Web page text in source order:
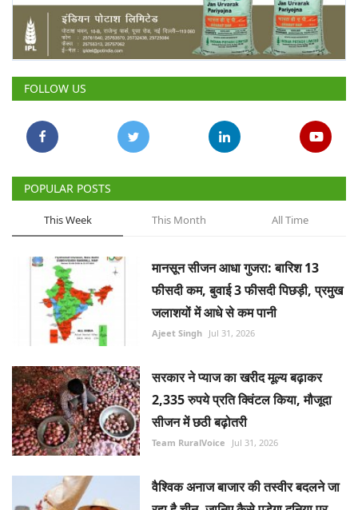
FOLLOW US
POPULAR POSTS
This Week This Month All Time
मानसून सीजन आधा गुजरा: बारिश 13
फीसदी कम, बुवाई 3 फीसदी पिछड़ी, प्रमुख
जलाशयों में आधे से कम पानी
Ajeet Singh Jul 31, 2026
सरकार ने प्याज का खरीद मूल्य बढ़ाकर
2,335 रुपये प्रति क्विंटल किया, मौजूदा
सीजन में छठी बढ़ोतरी
Team RuralVoice Jul 31, 2026
वैश्विक अनाज बाजार की तस्वीर बदलने जा